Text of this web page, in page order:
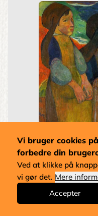
To Bretonske Piger ved
Vi bruger cookies
forbedre din
Ved at klikke på
vi gør det. Mere
Accepter